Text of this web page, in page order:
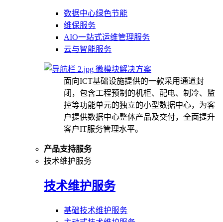
数据中心绿色节能
维保服务
AIO一站式运维管理服务
云与智能服务
微模块解决方案
面向ICT基础设施提供的一款采用通道封
闭，包含工程预制的机柜、配电、制冷、监
控等功能单元的独立的小型数据中心，为客
户提供数据中心整体产品及交付，全面提升
客户IT服务管理水平。
产品支持服务
技术维护服务
技术维护服务
基础技术维护服务